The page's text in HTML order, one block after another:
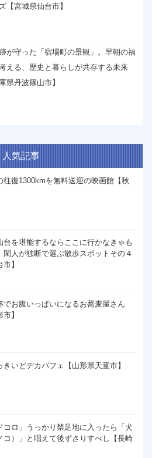
【宮城県仙台市】
が守った「宿場町の景観」。早朝の福
える、歴史と暮らしが共存する未来
県丹波篠山市】
人気記事
往復1300kmを無料送迎の映画館【秋
台を堪能するならここに行かなきゃも
閑人が独断で選ぶ散歩スポットその４
】
でお腹いっぱいになるお蕎麦屋さん
】
きいどデカパフェ【山形県天童市】
コロ」うっかり禁足地に入ったら「犬
コ）」と唱えて後ずさりすべし【長崎